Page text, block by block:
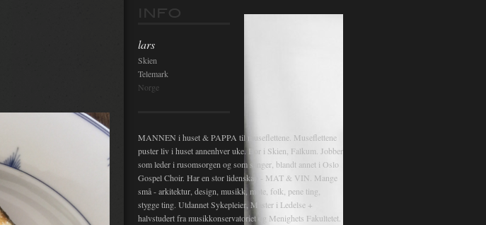
INFO
lars
Skien
Telemark
Norge
MANNEN i huset & PAPPA til museflettene. Museflettene
puster liv i huset annenhver uke. Bor i Skien, Falkum. Jobber
som leder i rusomsorgen og som sanger, blandt annet i Oslo
Gospel Choir. Har en stor lidenskap - MAT & VIN. Mange
små - arkitektur, design, musikk, mote, folk, pene ting,
stygge ting. Utdannet Sykepleier, Master i Ledelse +
halvstudert fra musikkonservatoriet og Menighets Fakultetet.